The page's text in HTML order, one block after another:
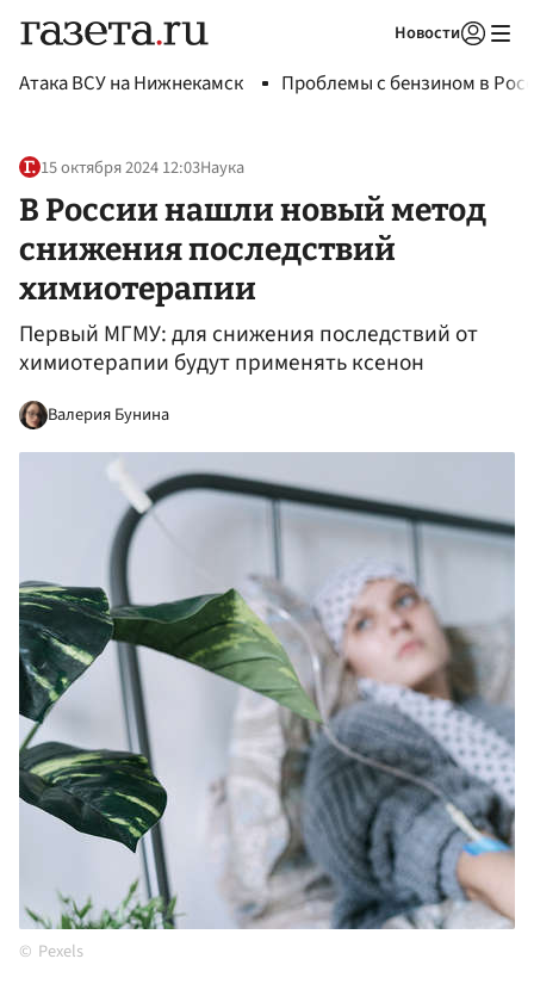
Новости
Атака ВСУ на Нижнекамск Проблемы с бензином в
15 октября 2024 12:03Наука
В России нашли новый метод
снижения последствий
химиотерапии
Первый МГМУ: для снижения последствий от
химиотерапии будут применять ксенон
Валерия Бунина
Pexels